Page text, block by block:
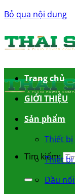
Bỏ qua nội dung
Tìm kiếm:
Trang chủ
GIỚI THIỆU
Sản phẩm
Thiết
Thiết
Đầu